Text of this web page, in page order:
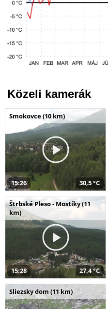
Közeli kamerák
Smokovce (10 km)
15:26 30,5 °C
Štrbské Pleso - Mostíky (11
km)
15:28 27,4 °C
Sliezsky dom (11 km)